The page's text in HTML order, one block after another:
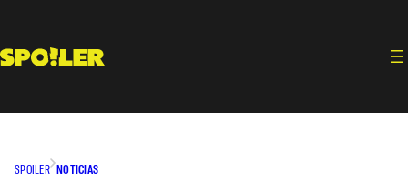
contenido
SPOILER NOTICIAS